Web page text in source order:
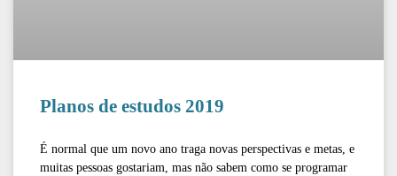
Planos de estudos 2019
É normal que um novo ano traga novas perspectivas e metas, e
muitas pessoas gostariam, mas não sabem como se programar